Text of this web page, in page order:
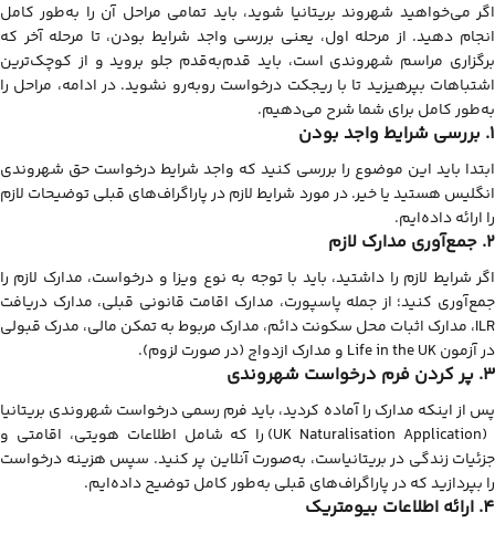
اگر می‌خواهید شهروند بریتانیا شوید، باید تمامی مراحل آن را به‌طور کامل
انجام دهید. از مرحله اول، یعنی بررسی واجد شرایط بودن، تا مرحله آخر که
برگزاری مراسم شهروندی است، باید قدم‌به‌قدم جلو بروید و از کوچک‌ترین
اشتباهات بپرهیزید تا با ریجکت درخواست روبه‌رو نشوید. در ادامه، مراحل را
به‌طور کامل برای شما شرح می‌دهیم.
1. بررسی شرایط واجد بودن
ابتدا باید این موضوع را بررسی کنید که واجد شرایط درخواست حق شهروندی
انگلیس هستید یا خیر. در مورد شرایط لازم در پاراگراف‌های قبلی توضیحات لازم
را ارائه داده‌ایم.
2. جمع‌آوری مدارک لازم
اگر شرایط لازم را داشتید، باید با توجه به نوع ویزا و درخواست، مدارک لازم را
جمع‌آوری کنید؛ از جمله پاسپورت، مدارک اقامت قانونی قبلی، مدارک دریافت
ILR، مدارک اثبات محل سکونت دائم، مدارک مربوط به تمکن مالی، مدرک قبولی
در آزمون Life in the UK و مدارک ازدواج (در صورت لزوم).
3. پر کردن فرم درخواست شهروندی
پس از اینکه مدارک را آماده کردید، باید فرم رسمی درخواست شهروندی بریتانیا
(UK Naturalisation Application) را که شامل اطلاعات هویتی، اقامتی و
جزئیات زندگی در بریتانیاست، به‌صورت آنلاین پر کنید. سپس هزینه درخواست
را بپردازید که در پاراگراف‌های قبلی به‌طور کامل توضیح داده‌ایم.
4. ارائه اطلاعات بیومتریک